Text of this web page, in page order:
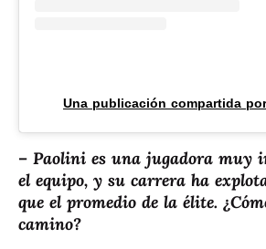
Una publicación compartida por
– Paolini es una jugadora muy
el equipo, y su carrera ha
que el promedio de la élite.
camino?